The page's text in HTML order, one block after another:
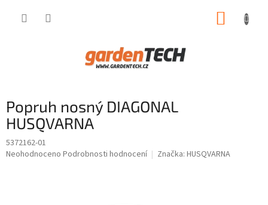
Popruh nosný DIAGONAL
HUSQVARNA
5372162-01
Průměrné
Neohodnoceno Podrobnosti hodnocení Značka: HUSQVARNA